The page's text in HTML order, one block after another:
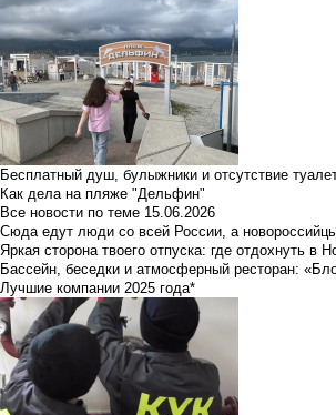
Бесплатный душ, булыжники и отсутствие
Как дела на пляже "Дельфин"
Все новости по теме 15.06.2026
Сюда едут люди со всей России, а
Яркая сторона твоего отпуска: где отдохнуть в
Бассейн, беседки и атмосферный ресторан:
Лучшие компании 2025 года*